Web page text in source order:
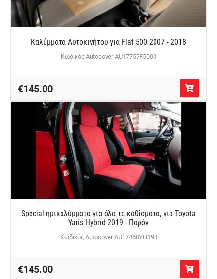
Καλύμματα Αυτοκινήτου για Fiat 500 2007 - 2018
Κωδικός Autocover AU17757F5000
€145.00
Special ημικαλύμματα για όλα τα καθίσματα, για Toyota
Yaris Hybrid 2019 - Παρόν
Κωδικός Autocover AU17450YH190
€145.00